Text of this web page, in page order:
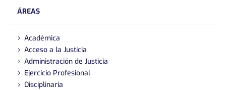
ÁREAS
Académica
Acceso a la Justicia
Administración de Justicia
Ejercicio Profesional
Disciplinaria